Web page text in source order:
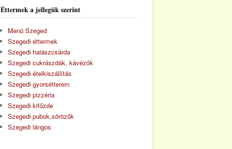
Éttermek a jellegük szerint
Menü Szeged
Szegedi éttermek
Szegedi halászcsárda
Szegedi cukrászdák, kávézók
Szegedi ételkiszállítás
Szegedi gyorsétterem
Szegedi pizzéria
Szegedi kifőzde
Szegedi pubok,sörözők
Szegedi lángos